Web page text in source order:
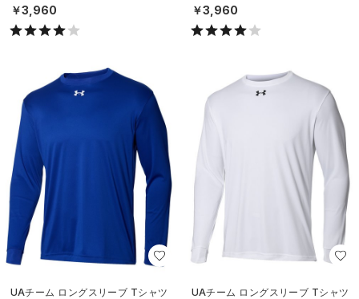
EN）
￥3,960
EN）
￥3,960
UAチーム ロングスリーブ Tシャツ
UAチーム ロングスリーブ Tシャツ